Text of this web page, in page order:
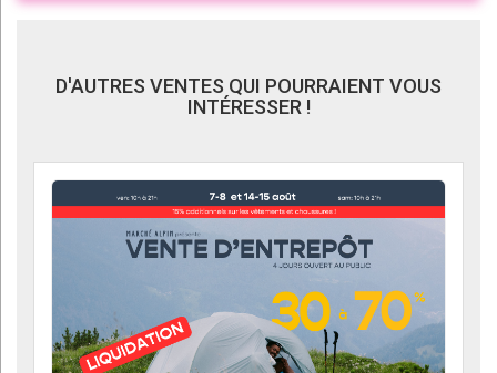
D'AUTRES VENTES QUI POURRAIENT VOUS
INTÉRESSER !